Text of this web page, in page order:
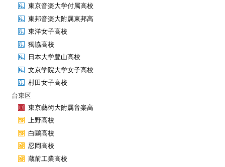
東京音楽大学付属高校
東邦音楽大附属東邦高
東洋女子高校
獨協高校
日本大学豊山高校
文京学院大学女子高校
村田女子高校
台東区
東京藝術大附属音楽高
上野高校
白鷗高校
忍岡高校
蔵前工業高校